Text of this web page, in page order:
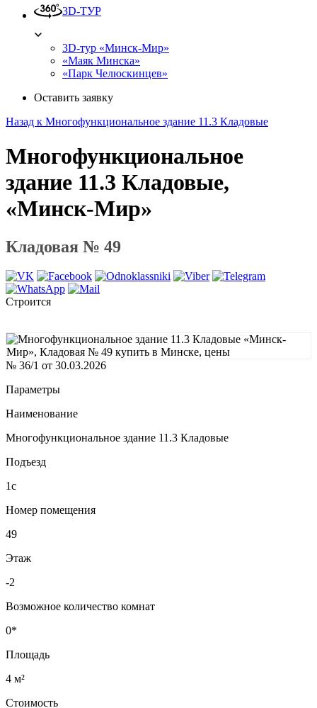
3D-ТУР
3D-тур «Минск-Мир»
«Маяк Минска»
«Парк Челюскинцев»
Оставить заявку
Назад к Многофункциональное здание 11.3 Кладовые
Многофункциональное
здание 11.3 Кладовые,
«Минск-Мир»
Кладовая № 49
Строится
№ 36/1 от 30.03.2026
Параметры
Наименование
Многофункциональное здание 11.3 Кладовые
Подъезд
1с
Номер помещения
49
Этаж
-2
Возможное количество комнат
0*
Площадь
4 м²
Стоимость